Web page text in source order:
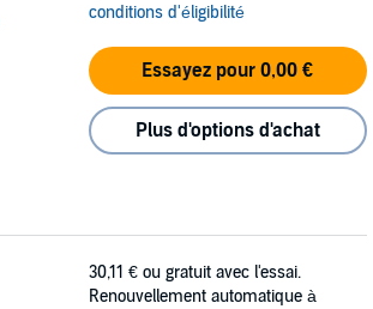
conditions d'éligibilité
Essayez pour 0,00 €
Plus d'options d'achat
30,11 € ou gratuit avec l'essai.
Renouvellement automatique à